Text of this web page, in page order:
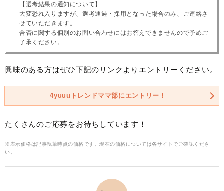
【選考結果の通知について】
大変恐れ入りますが、選考通過・採用となった場合のみ、ご連絡さ
せていただきます。
合否に関する個別のお問い合わせにはお答えできませんので予めご
了承ください。
興味のある方はぜひ下記のリンクよりエントリーください。
4yuuuトレンドママ部にエントリー！
たくさんのご応募をお待ちしています！
※表示価格は記事執筆時点の価格です。現在の価格については各サイトでご確認くださ
い。